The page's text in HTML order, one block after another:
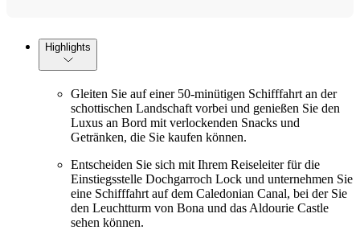
Highlights
Gleiten Sie auf einer 50-minütigen Schifffahrt an der
schottischen Landschaft vorbei und genießen Sie den
Luxus an Bord mit verlockenden Snacks und
Getränken, die Sie kaufen können.
Entscheiden Sie sich mit Ihrem Reiseleiter für die
Einstiegsstelle Dochgarroch Lock und unternehmen Sie
eine Schifffahrt auf dem Caledonian Canal, bei der Sie
den Leuchtturm von Bona und das Aldourie Castle
sehen können.